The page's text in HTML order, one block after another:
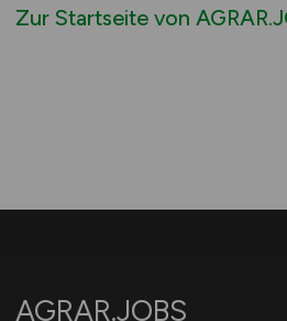
Zur Startseite von
AGRAR.JOBS